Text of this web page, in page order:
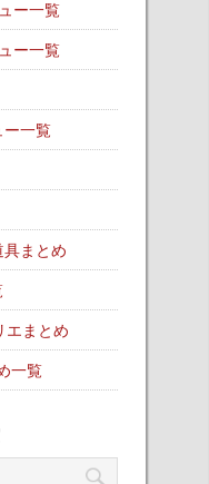
ー一覧
ー一覧
ー一覧
まとめ
エまとめ
一覧